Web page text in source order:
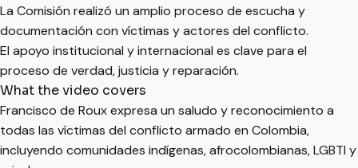
La Comisión realizó un amplio proceso de escucha y
documentación con víctimas y actores del conflicto.
El apoyo institucional y internacional es clave para el
proceso de verdad, justicia y reparación.
What the video covers
Francisco de Roux expresa un saludo y reconocimiento a
todas las víctimas del conflicto armado en Colombia,
incluyendo comunidades indígenas, afrocolombianas, LGBTI y